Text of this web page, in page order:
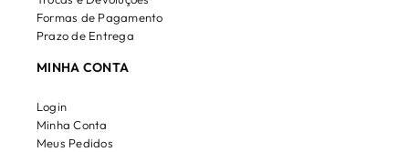
Formas de Pagamento
Prazo de Entrega
MINHA CONTA
Login
Minha Conta
Meus Pedidos